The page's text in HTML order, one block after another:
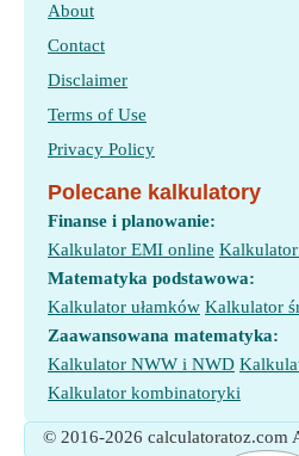
About
Contact
Disclaimer
Terms of Use
Privacy Policy
Polecane kalkulatory
Finanse i planowanie:
Kalkulator EMI online
Matematyka podstawowa:
Kalkulator ułamków Kalkulator
Zaawansowana matematyka:
Kalkulator NWW i NWD
Kalkulator kombinatoryki
© 2016-2026 calculatoratoz.com